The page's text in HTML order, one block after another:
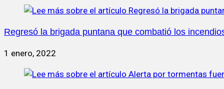
Regresó la brigada puntana que combatió los
1 enero, 2022